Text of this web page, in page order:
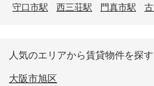
守口市駅
西三荘駅 門真市駅
人気のエリアから賃貸物件を探す
大阪市旭区